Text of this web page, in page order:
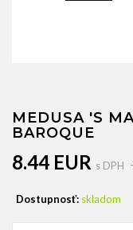
MEDUSA 'S
BAROQUE
8.44 EUR s DPH
Dostupnosť: skladom